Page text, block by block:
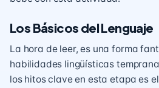
Los Básicos del Lenguaje
La hora de leer, es una forma
habilidades lingüísticas
los hitos clave en esta etapa es